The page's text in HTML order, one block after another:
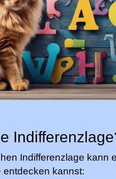
Indifferenzlage kann
entdecken kannst: